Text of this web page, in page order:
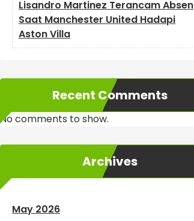
Lisandro Martinez Terancam Absen
Saat Manchester United Hadapi
Aston Villa
Recent Comments
No comments to show.
Archives
May 2026